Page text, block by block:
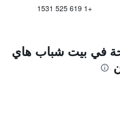
+1 619 525 1531
في بيت شباب هاي